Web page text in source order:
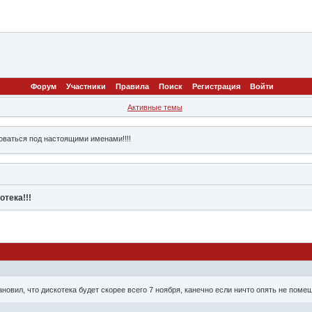
Форум Участники Правила Поиск Регистрация Войти
Активные темы
под настоящими именами!!!!
что дискотека будет скорее всего 7 ноября, канечно если ничто опять не